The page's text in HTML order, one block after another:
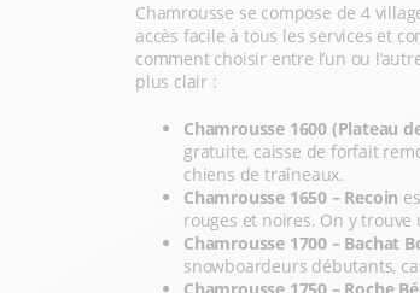
Chamrousse se compose de 4
accès facile à tous les services et
comment choisir entre l’un ou
plus clair :
Chamrousse 1600 (Plateau
gratuite, caisse de forfait
chiens de traîneaux.
Chamrousse 1650 – Recoin
rouges et noires. On y
Chamrousse 1700 – Bachat
snowboardeurs débutants,